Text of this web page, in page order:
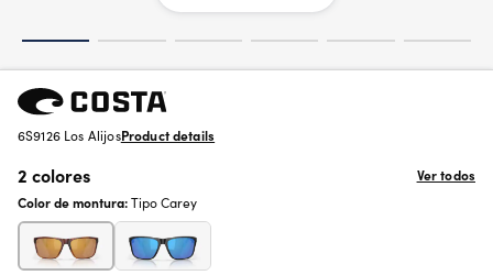
6S9126 Los AlijosProduct details
2 colores
Ver todos
Color de montura:Tipo Carey